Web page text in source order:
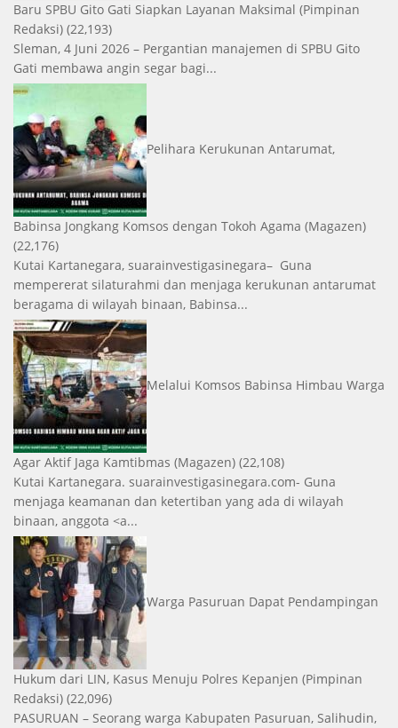
Baru SPBU Gito Gati Siapkan Layanan Maksimal (Pimpinan
Redaksi) (22,193)
Sleman, 4 Juni 2026 – Pergantian manajemen di SPBU Gito
Gati membawa angin segar bagi...
Pelihara Kerukunan Antarumat,
Babinsa Jongkang Komsos dengan Tokoh Agama (Magazen)
(22,176)
Kutai Kartanegara, suarainvestigasinegara– Guna
mempererat silaturahmi dan menjaga kerukunan antarumat
beragama di wilayah binaan, Babinsa...
Melalui Komsos Babinsa Himbau Warga
Agar Aktif Jaga Kamtibmas (Magazen) (22,108)
Kutai Kartanegara. suarainvestigasinegara.com- Guna
menjaga keamanan dan ketertiban yang ada di wilayah
binaan, anggota <a...
Warga Pasuruan Dapat Pendampingan
Hukum dari LIN, Kasus Menuju Polres Kepanjen (Pimpinan
Redaksi) (22,096)
PASURUAN – Seorang warga Kabupaten Pasuruan, Salihudin,